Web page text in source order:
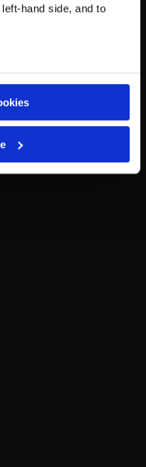
hand side, and to